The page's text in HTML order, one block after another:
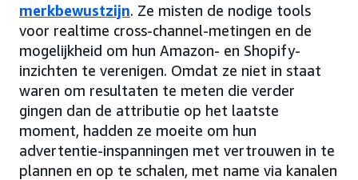
merkbewustzijn. Ze misten de nodige tools
voor realtime cross-channel-metingen en de
mogelijkheid om hun Amazon- en Shopify-
inzichten te verenigen. Omdat ze niet in staat
waren om resultaten te meten die verder
gingen dan de attributie op het laatste
moment, hadden ze moeite om hun
advertentie-inspanningen met vertrouwen in te
plannen en op te schalen, met name via kanalen